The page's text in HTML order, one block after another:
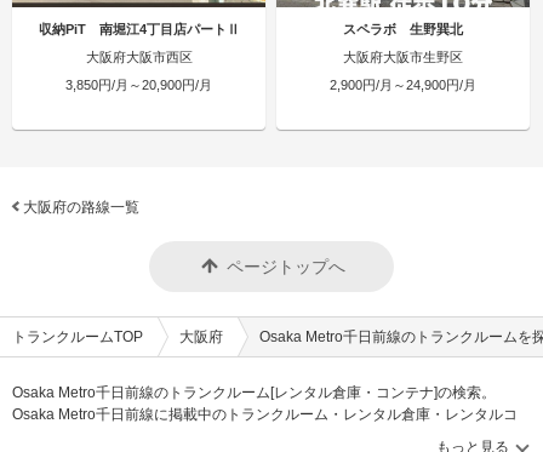
収納PiT 南堀江4丁目店パートⅡ
大阪府大阪市西区
3,850円/月～20,900円/月
スペラボ 生野巽北
大阪府大阪市生野区
2,900円/月～24,900円/月
大阪府の路線一覧
ページトップへ
トランクルームTOP 大阪府 Osaka Metro千日前線のトランクルームを
Osaka Metro千日前線のトランクルーム[レンタル倉庫・コンテナ]の検索。
Osaka Metro千日前線に掲載中のトランクルーム・レンタル倉庫・レンタルコ
ンテナなどの収納スペースを、借りたい地域から探して、広さ・料金[賃料]・セ